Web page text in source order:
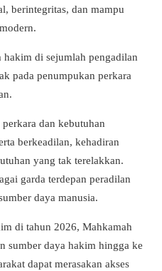
berintegritas, dan mampu
hakim di sejumlah pengadilan
pada penumpukan perkara
dan kebutuhan
berkeadilan, kehadiran
yang tak terelakkan.
garda terdepan peradilan
daya manusia.
di tahun 2026, Mahkamah
sumber daya hakim hingga ke
dapat merasakan akses